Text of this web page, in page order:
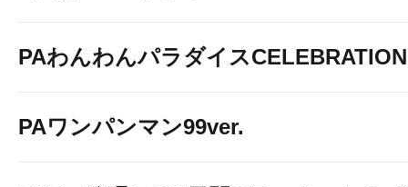
PAわんわんパラダイスCELEBRATION
PAワンパンマン99ver.